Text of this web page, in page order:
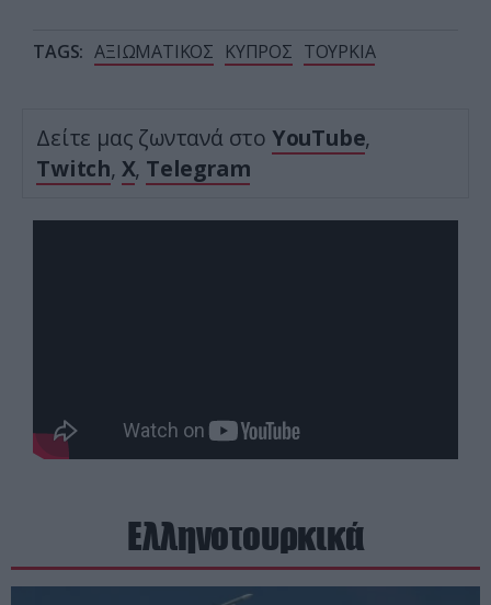
TAGS: ΑΞΙΩΜΑΤΙΚΟΣ ΚΥΠΡΟΣ ΤΟΥΡΚΙΑ
Δείτε μας ζωντανά στο YouTube,
Twitch, X, Telegram
Ελληνοτουρκικά